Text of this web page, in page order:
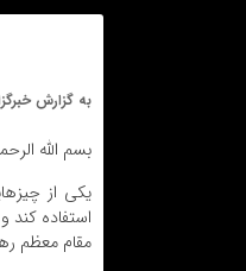
به گزارش
بسم الله
یکی از
استفاده
مقام معظم